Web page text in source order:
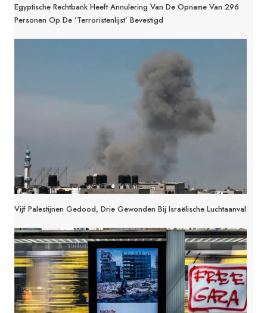
Egyptische Rechtbank Heeft Annulering Van De Opname Van 296
Personen Op De ’terroristenlijst’ Bevestigd
Vijf Palestijnen Gedood, Drie Gewonden Bij Israëlische Luchtaanval